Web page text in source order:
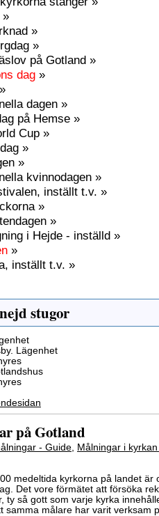
»
»
»
på Gotland »
dag »
dagen »
på Hemse »
Cup »
»
»
kvinnodagen »
inställt t.v. »
»
»
i Hejde - inställd »
»
inställt t.v. »
stugor
Lägenhet
på Gotland
- Guide, Målningar i
medeltida kyrkorna på landet är
Det vore förmätet att försöka
ty så gott som varje kyrka
samma målare har varit verksam